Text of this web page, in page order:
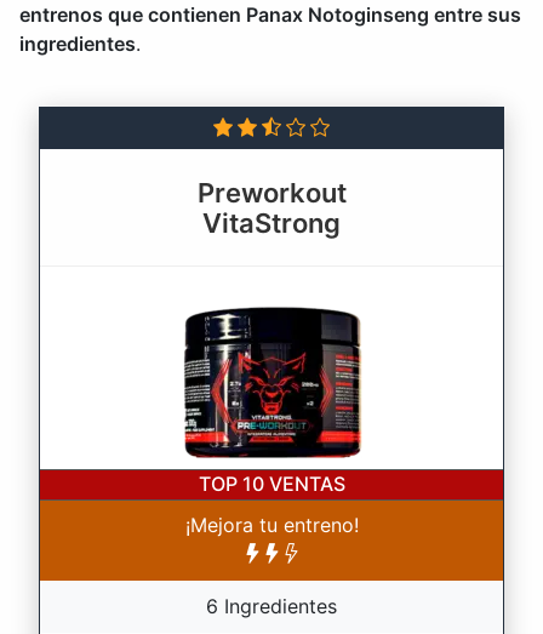
entrenos que contienen Panax Notoginseng entre sus
ingredientes.
Preworkout
VitaStrong
TOP 10 VENTAS
¡Mejora tu entreno!
6 Ingredientes